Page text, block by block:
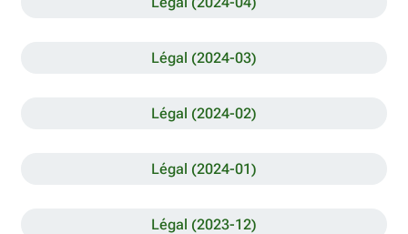
Légal (2024-03)
Légal (2024-02)
Légal (2024-01)
Légal (2023-12)